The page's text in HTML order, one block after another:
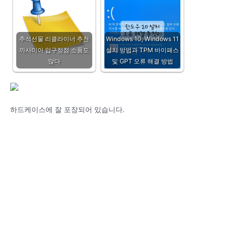
추석선물 리클라이너 추천
까사미아 압구정점 소품도
많다
Windows 10, Windows 11
설치 방법과 TPM 바이패스
및 GPT 오류 해결 방법
하드케이스에 잘 포장되어 있습니다.